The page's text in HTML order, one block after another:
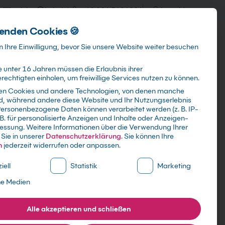
training@kebel.de +49 231 5191986 Anmelden
Suchen
Info & Services Kontakt
Multi-
Cookies 🍪
Ihre Einwilligung, bevor Sie unsere Website weiter besuchen
unter 16 Jahren müssen die Erlaubnis ihrer
einholen, um freiwillige Services nutzen zu können.
Cookies und andere Technologien, von denen manche
während andere diese Website und Ihr Nutzungserlebnis
Daten können verarbeitet werden (z. B. IP-
für personalisierte Anzeigen und Inhalte oder Anzeigen-
Weitere Informationen über die Verwendung Ihrer
in unserer Datenschutzerklärung.Sie können Ihre
jederzeit widerrufen oder anpassen.
Liste der Service-Gruppen, für die eine Einwilligung
Statistik
Marketing
Medien
Alle akzeptieren und schließen